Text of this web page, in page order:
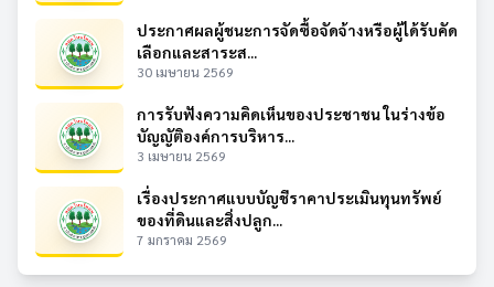
ประกาศผลผู้ชนะการจัดซื้อจัดจ้างหรือผู้ได้รับคัด
เลือกและสาระส...
30 เมษายน 2569
การรับฟังความคิดเห็นของประชาชน ในร่างข้อ
บัญญัติองค์การบริหาร...
3 เมษายน 2569
เรื่องประกาศแบบบัญชีราคาประเมินทุนทรัพย์
ของที่ดินและสิ่งปลูก...
7 มกราคม 2569